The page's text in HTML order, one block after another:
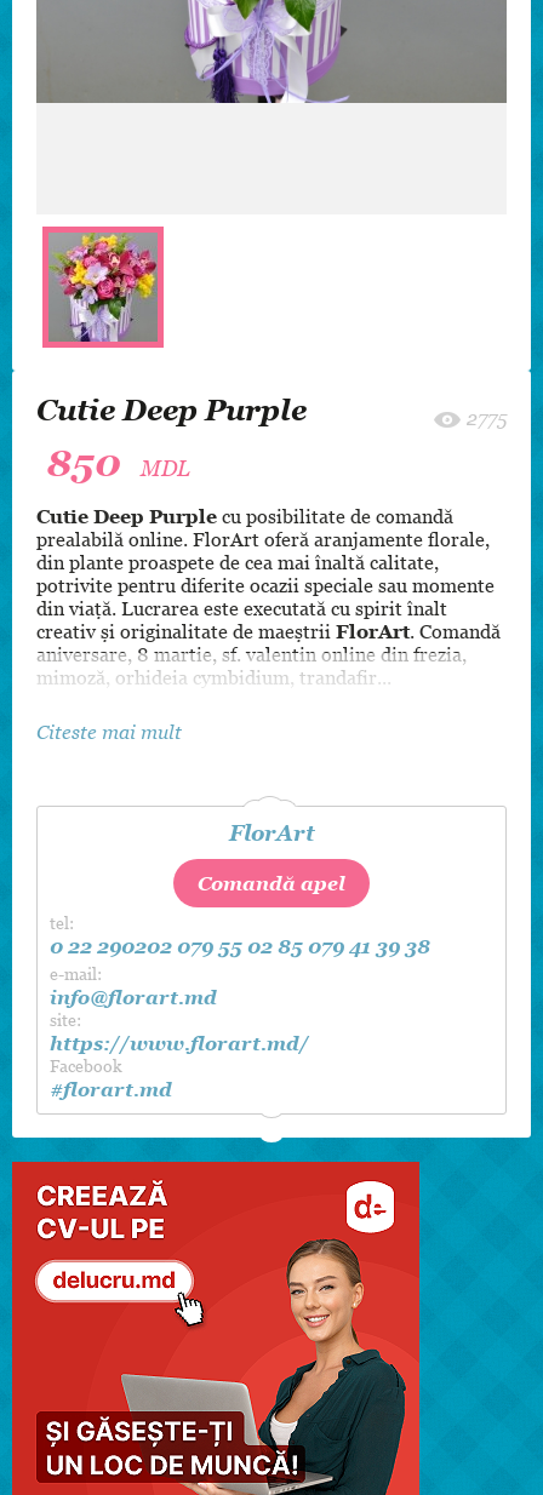
Cutie Deep Purple 2775
850 MDL
Cutie Deep Purple cu posibilitate de comandă
prealabilă online. FlorArt oferă aranjamente florale,
din plante proaspete de cea mai înaltă calitate,
potrivite pentru diferite ocazii speciale sau momente
din viaţă. Lucrarea este executată cu spirit înalt
creativ şi originalitate de maeştrii FlorArt. Comandă
aniversare, 8 martie, sf. valentin online din frezia,
mimoză, orhideia cymbidium, trandafir...
Citeste mai mult
FlorArt
Comandă apel
tel:
0 22 290202 079 55 02 85 079 41 39 38
e-mail:
info@florart.md
site:
https://www.florart.md/
Facebook
#florart.md